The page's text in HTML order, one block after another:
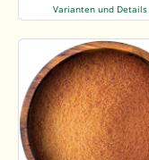
Varianten und Details